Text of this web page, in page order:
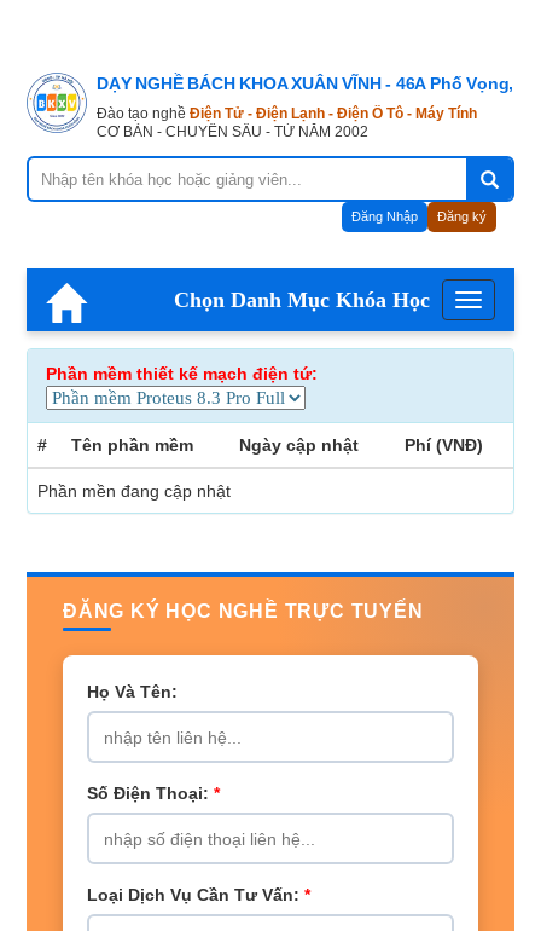
DẠY NGHỀ BÁCH KHOA XUÂN VĨNH - 46A Phố Vọng,
Đào tạo nghề Điện Tử - Điện Lạnh - Điện Ô Tô - Máy Tính
CƠ BẢN - CHUYÊN SÂU - TỪ NĂM 2002
Đăng Nhập Đăng ký
Menu
Chọn Danh Mục Khóa Học
Phần mềm thiết kế mạch điện tứ:
# Tên phần mềm Ngày cập nhật Phí (VNĐ)
Phần mền đang cập nhật
ĐĂNG KÝ HỌC NGHỀ TRỰC TUYẾN
Họ Và Tên:
Số Điện Thoại: *
Loại Dịch Vụ Cần Tư Vấn: *